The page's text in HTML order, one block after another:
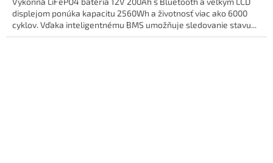
displejom ponúka kapacitu 2560Wh a životnosť viac ako 6000
cyklov. Vďaka inteligentnému BMS umožňuje sledovanie stavu...